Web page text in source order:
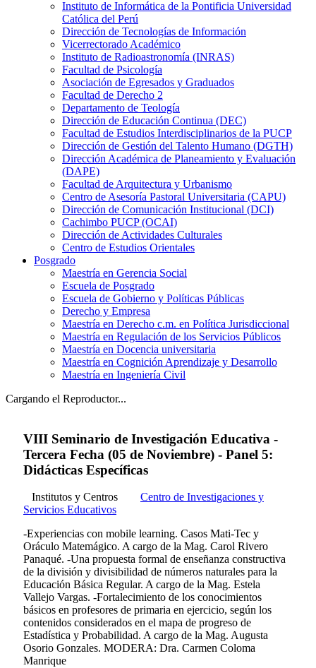
Instituto de Informática de la Pontificia Universidad
Católica del Perú
Dirección de Tecnologías de Información
Vicerrectorado Académico
Instituto de Radioastronomía (INRAS)
Facultad de Psicología
Asociación de Egresados y Graduados
Facultad de Derecho 2
Departamento de Teología
Dirección de Educación Continua (DEC)
Facultad de Estudios Interdisciplinarios de la PUCP
Dirección de Gestión del Talento Humano (DGTH)
Dirección Académica de Planeamiento y Evaluación
(DAPE)
Facultad de Arquitectura y Urbanismo
Centro de Asesoría Pastoral Universitaria (CAPU)
Dirección de Comunicación Institucional (DCI)
Cachimbo PUCP (OCAI)
Dirección de Actividades Culturales
Centro de Estudios Orientales
Posgrado
Maestría en Gerencia Social
Escuela de Posgrado
Escuela de Gobierno y Políticas Públicas
Derecho y Empresa
Maestría en Derecho c.m. en Política Jurisdiccional
Maestría en Regulación de los Servicios Públicos
Maestría en Docencia universitaria
Maestría en Cognición Aprendizaje y Desarrollo
Maestría en Ingeniería Civil
Cargando el Reproductor...
VIII Seminario de Investigación Educativa -
Tercera Fecha (05 de Noviembre) - Panel 5:
Didácticas Específicas
Institutos y Centros
Centro de Investigaciones y
Servicios Educativos
-Experiencias con mobile learning. Casos Mati-Tec y
Oráculo Matemágico. A cargo de la Mag. Carol Rivero
Panaqué. -Una propuesta formal de enseñanza constructiva
de la división y divisibilidad de números naturales para la
Educación Básica Regular. A cargo de la Mag. Estela
Vallejo Vargas. -Fortalecimiento de los conocimientos
básicos en profesores de primaria en ejercicio, según los
contenidos considerados en el mapa de progreso de
Estadística y Probabilidad. A cargo de la Mag. Augusta
Osorio Gonzales. MODERA: Dra. Carmen Coloma
Manrique